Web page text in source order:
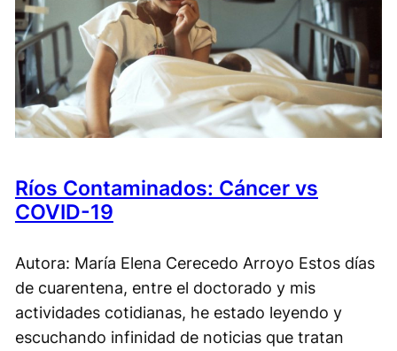
Ríos Contaminados: Cáncer vs
COVID-19
Autora: María Elena Cerecedo Arroyo Estos días
de cuarentena, entre el doctorado y mis
actividades cotidianas, he estado leyendo y
escuchando infinidad de noticias que tratan